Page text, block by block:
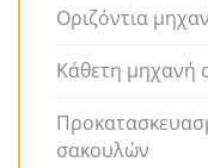
Οριζόντια
Κάθετη μηχανή
σακουλών